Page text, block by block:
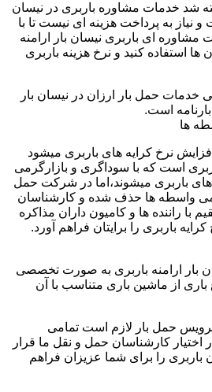
شد خدمات مشاوره باربری در نیسان
و نیاز به پرداخت هزینه ای نیست تا با
مشاوره ای باربری نیسان بار ارامنه
استفاده کنید و نرخ هزینه باربری
خدمات حمل بار ارزان در نیسان بار
بارنامه است.
ها
نرخ کرایه های باربری میشود
است که با سوداگری و بازارگرمی
های باربری میشوند،اما در شرکت حمل
واسطه ها حذف شده و کارشناسان
راننده ها و کامیون داران مذاکره
کرایه باربری را برایتان فراهم آورد.
ارامنه باربری به صورت تخصصی
باری از ماشین باری متناسب با آن
حمل بار لازم است تمامی
اختیار کارشناسان حمل و نقل ما قرار
باربری را برای شما عزیزان فراهم